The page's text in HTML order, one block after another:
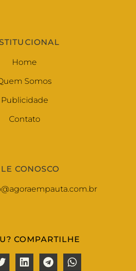
Home
Somos
Publicidade
Contato
CONOSCO
COMPARTILHE